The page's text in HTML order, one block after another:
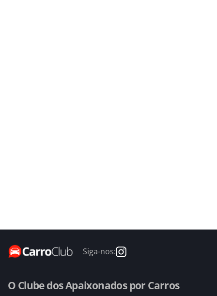
Siga-nos:
O Clube dos Apaixonados por Carros